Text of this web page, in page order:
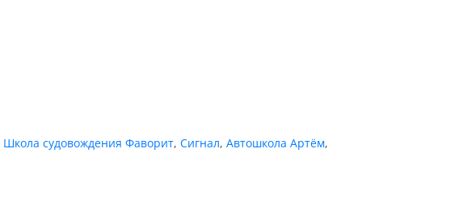
Школа судовождения Фаворит, Сигнал, Автошкола Артём,